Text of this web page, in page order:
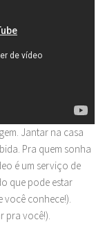
Jantar na casa
Pra quem sonha
é um serviço de
que pode estar
você conhece!).
pra você!).